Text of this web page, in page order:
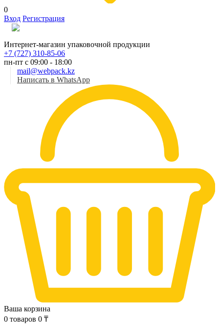
0
Вход Регистрация
Интернет-магазин упаковочной продукции
+7 (727) 310-85-06
пн-пт с 09:00 - 18:00
mail@webpack.kz
Написать в WhatsApp
Ваша корзина
0 товаров 0 ₸